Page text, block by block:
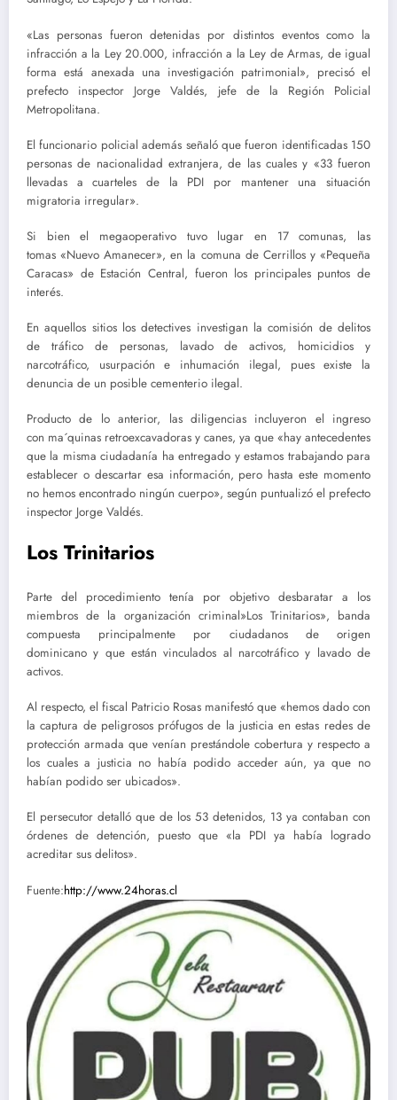
«Las personas fueron detenidas por distintos eventos como la
infracción a la Ley 20.000, infracción a la Ley de Armas, de igual
forma está anexada una investigación patrimonial», precisó el
prefecto inspector Jorge Valdés, jefe de la Región Policial
Metropolitana.
El funcionario policial además señaló que fueron identificadas 150
personas de nacionalidad extranjera, de las cuales y «33 fueron
llevadas a cuarteles de la PDI por mantener una situación
migratoria irregular».
Si bien el megaoperativo tuvo lugar en 17 comunas, las
tomas «Nuevo Amanecer», en la comuna de Cerrillos y «Pequeña
Caracas» de Estación Central, fueron los principales puntos de
interés.
En aquellos sitios los detectives investigan la comisión de delitos
de tráfico de personas, lavado de activos, homicidios y
narcotráfico, usurpación e inhumación ilegal, pues existe la
denuncia de un posible cementerio ilegal.
Producto de lo anterior, las diligencias incluyeron el ingreso
con ma´quinas retroexcavadoras y canes, ya que «hay antecedentes
que la misma ciudadanía ha entregado y estamos trabajando para
establecer o descartar esa información, pero hasta este momento
no hemos encontrado ningún cuerpo», según puntualizó el prefecto
inspector Jorge Valdés.
Los Trinitarios
Parte del procedimiento tenía por objetivo desbaratar a los
miembros de la organización criminal»Los Trinitarios», banda
compuesta principalmente por ciudadanos de origen
dominicano y que están vinculados al narcotráfico y lavado de
activos.
Al respecto, el fiscal Patricio Rosas manifestó que «hemos dado con
la captura de peligrosos prófugos de la justicia en estas redes de
protección armada que venían prestándole cobertura y respecto a
los cuales a justicia no había podido acceder aún, ya que no
habían podido ser ubicados».
El persecutor detalló que de los 53 detenidos, 13 ya contaban con
órdenes de detención, puesto que «la PDI ya había logrado
acreditar sus delitos».
Fuente:http://www.24horas.cl